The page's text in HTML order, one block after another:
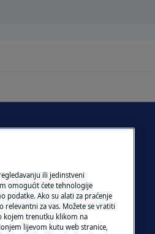
ili jedinstveni
omogućit ćete tehnologije
podatke. Ako su alati za praćenje
za vas. Možete se vratiti
kojem trenutku klikom na
lijevom kutu web stranice,